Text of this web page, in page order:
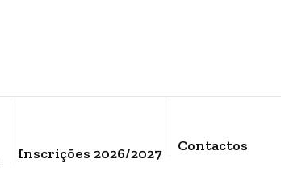
Inscrições 2026/2027 Contactos